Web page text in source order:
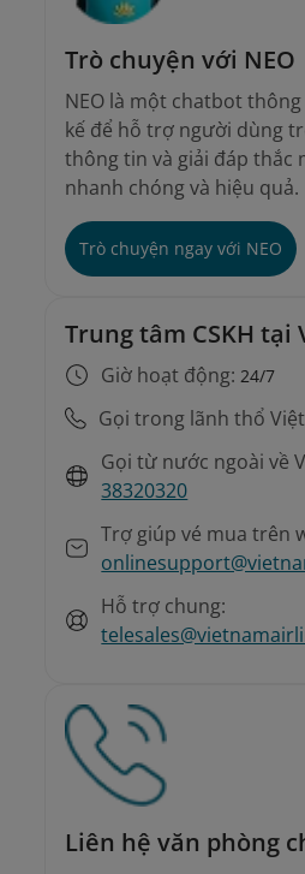
Trò chuyện với NEO
NEO là một chatbot
kế để hỗ trợ người dùng
thông tin và giải đáp thắc
nhanh chóng và hiệu quả.
Trò chuyện ngay với NEO
Trung tâm CSKH tại
Giờ hoạt động:24/7
Gọi trong lãnh thổ
Gọi từ nước ngoài về
38320320
Trợ giúp vé mua trên
Hỗ trợ chung:
Liên hệ văn phòng